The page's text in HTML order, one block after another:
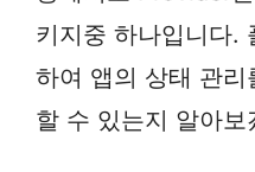
키지중 하나입니다.
하여 앱의 상태 관
할 수 있는지 알아보